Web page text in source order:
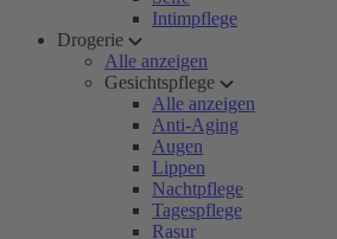
Intimpflege
Drogerie
Alle anzeigen
Gesichtspflege
Alle anzeigen
Anti-Aging
Augen
Lippen
Nachtpflege
Tagespflege
Rasur